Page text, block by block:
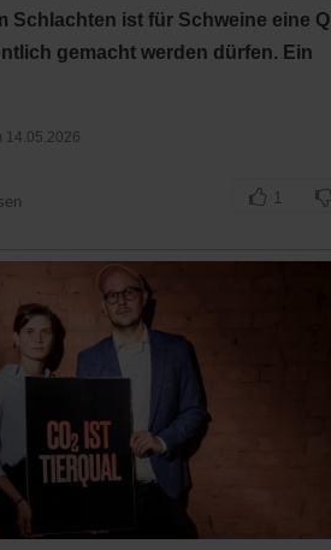
neuen
Tab)
in
neuen
neu denken Krieg in der Ukraine
in
Video-Podcast »Veranstaltungen«
Schlachten ist für Schweine eine
gemacht werden dürfen. Ein
14.05.2026
1